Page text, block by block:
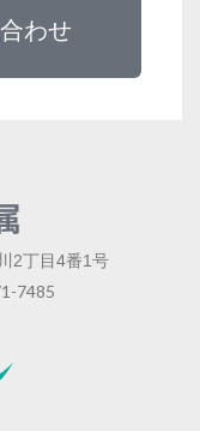
わせ
2丁目4番1号
7485